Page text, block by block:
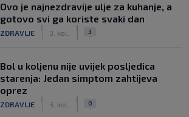
Ovo je najnezdravije ulje za kuhanje, a
gotovo svi ga koriste svaki dan
ZDRAVLJE 3. kol. 3
Bol u koljenu nije uvijek posljedica
starenja: Jedan simptom zahtijeva
oprez
ZDRAVLJE 3. kol. 0